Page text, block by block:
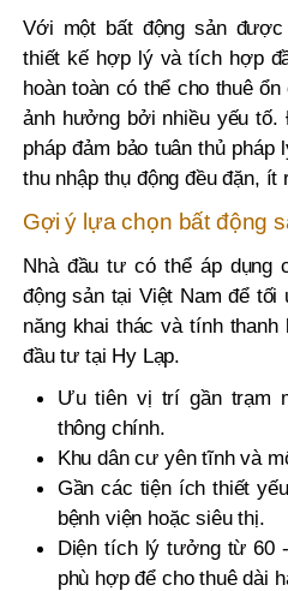
Với một bất động sản
thiết kế hợp lý và tích hợp
hoàn toàn có thể cho thuê
ảnh hưởng bởi nhiều yếu
pháp đảm bảo tuân thủ pháp
thu nhập thụ động đều đặn, ít
Gợi ý lựa chọn bất động
Nhà đầu tư có thể áp dụng
động sản tại Việt Nam để
năng khai thác và tính thanh
đầu tư tại Hy Lạp.
Ưu tiên vị trí gần trạm
thông chính.
Khu dân cư yên tĩnh và
Gần các tiện ích thiết
bệnh viện hoặc siêu thị.
Diện tích lý tưởng từ 60
phù hợp để cho thuê dài